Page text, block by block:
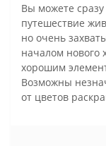
Вы можете сразу
путешествие
но очень
началом нового
хорошим
Возможны
от цветов